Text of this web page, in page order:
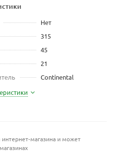
Нет
315
45
21
Continental
интернет-магазина и может